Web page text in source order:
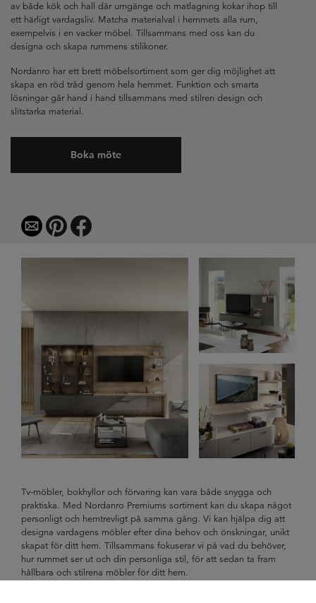
av både kök och hall där umgänge och matlagning kokar ihop till
ett härligt vardagsliv. Matcha materialval i hemmets alla rum,
exempelvis i en vacker möbel. Tillsammans med oss kan du
designa och skapa rummens stilikoner.
Nordanro har ett brett möbelsortiment som ger dig möjlighet att
skapa en röd tråd genom hela hemmet. Funktion och smarta
lösningar går hand i hand tillsammans med stilren design och
slitstarka material.
Boka möte
Tv-möbler, bokhyllor och förvaring kan vara både snygga och
praktiska. Med Nordanro Premiums sortiment kan du skapa något
personligt och hemtrevligt på samma gång. Vi kan hjälpa dig att
designa vardagens möbler efter dina behov och önskningar, unikt
skapat för ditt hem. Tillsammans fokuserar vi på vad du behöver,
hur rummet ser ut och din personliga stil, för att sedan ta fram
hållbara och stilrena möbler för ditt hem.